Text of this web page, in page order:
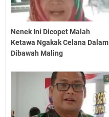
Nenek Ini Dicopet Malah
Ketawa Ngakak Celana Dalam
Dibawah Maling